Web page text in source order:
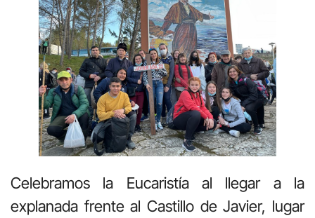
Celebramos la Eucaristía al llegar a la
explanada frente al Castillo de Javier, lugar